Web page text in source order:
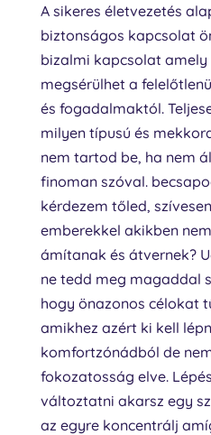
A sikeres életvezetés
biztonságos kapcsolat
bizalmi kapcsolat amely
megsérülhet a
és fogadalmaktól.
milyen típusú és
nem tartod be, ha nem
finoman szóval.
kérdezem tőled,
emberekkel akikben
ámítanak és átvernek?
ne tedd meg magaddal
hogy önazonos célokat
amikhez azért ki kell
komfortzónádból de
fokozatosság elve.
változtatni akarsz egy
az egyre koncentrálj